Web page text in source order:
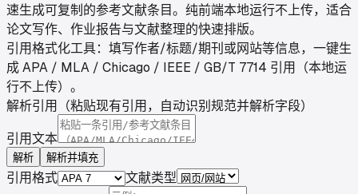
速生成可复制的参考文献条目。纯前端本地运行不上传，适合
论文写作、作业报告与文献整理的快速排版。
引用格式化工具：填写作者/标题/期刊或网站等信息，一键生
成 APA / MLA / Chicago / IEEE / GB/T 7714 引用（本地运
行不上传）。
解析引用（粘贴现有引用，自动识别规范并解析字段）
引用文本
解析 解析并填充
引用格式
文献类型